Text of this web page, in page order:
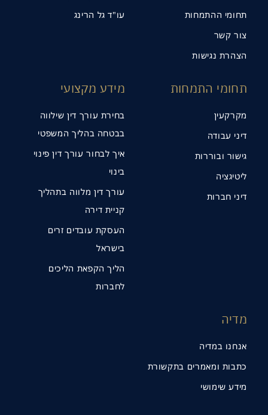
תחומי ההתמחות
צור קשר
הצהרת נגישות
עו"ד גל הרינג
תחומי התמחות
מקרקעין
דיני עבודה
גישור ובוררות
ליטיגציה
דיני חברות
מידע מקצועי
בחירת עורך דין שילווה
בבטחה בהליך המשפטי
איך לבחור עורך דין פינוי
בינוי
עורך דין מלווה בתהליך
קניית דירה
העסקת עובדים זרים
בישראל
הליך הקפאת הליכים
לחברות
מדיה
אנחנו במדיה
כתבות ומאמרים בתקשורת
מידע שימושי